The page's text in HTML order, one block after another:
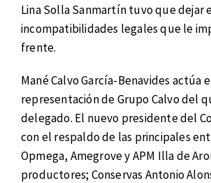
Lina Solla Sanmartín tuvo que dejar
incompatibilidades legales que le
frente.
Mané Calvo García-Benavides actúa
representación de Grupo Calvo del
delegado. El nuevo presidente del
con el respaldo de las principales
Opmega, Amegrove y APM Illa de
productores; Conservas Antonio